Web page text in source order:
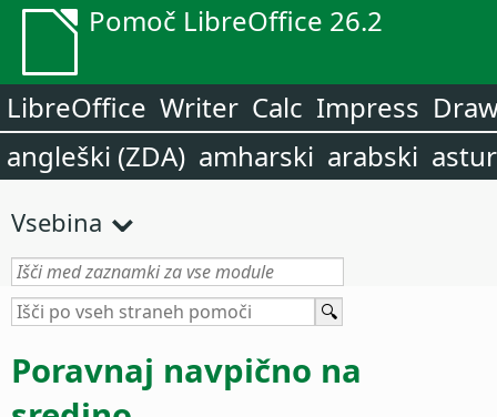
Pomoč LibreOffice 26.2
LibreOffice Writer Calc Impress
angleški (ZDA) amharski arabski
Vsebina
Poravnaj navpično na